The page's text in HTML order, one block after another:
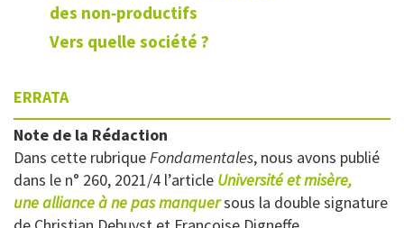
des non‑productifs
Vers quelle société ?
ERRATA
Note de la Rédaction
Dans cette rubriqueFondamentales, nous avons publié
dans le n° 260, 2021/4 l’article Université et misère,
une alliance à ne pas manquersous la double signature